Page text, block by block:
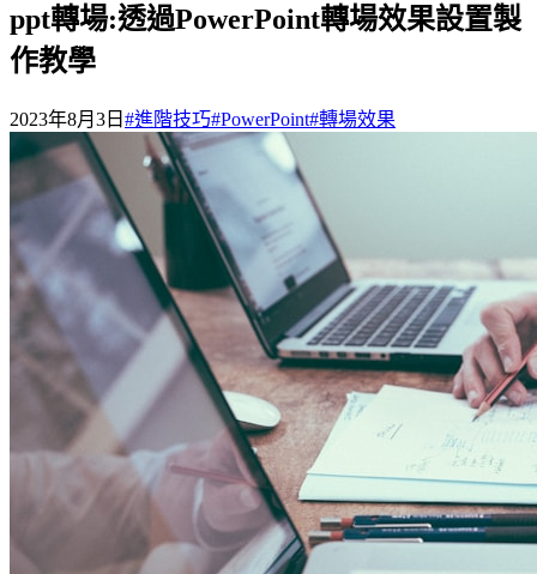
ppt轉場:透過PowerPoint轉場效果設置製
作教學
2023年8月3日 #進階技巧#PowerPoint#轉場效果